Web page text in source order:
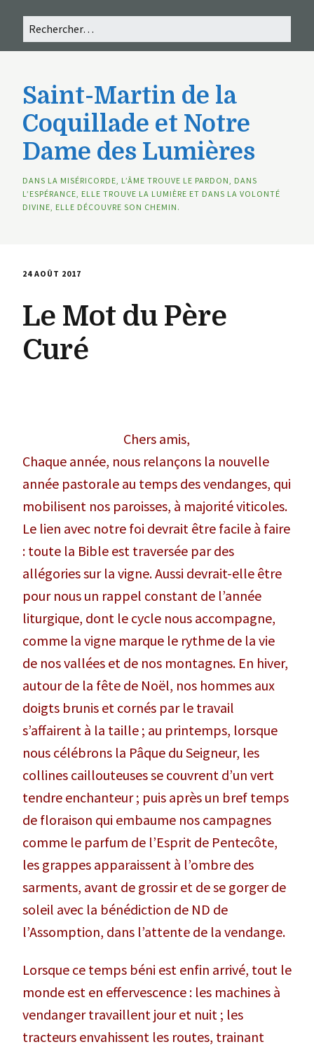
Saint-Martin de la
Coquillade et Notre
Dame des Lumières
DANS LA MISÉRICORDE, L’ÂME TROUVE LE PARDON, DANS
L’ESPÉRANCE, ELLE TROUVE LA LUMIÈRE ET DANS LA VOLONTÉ
DIVINE, ELLE DÉCOUVRE SON CHEMIN.
24 AOÛT 2017
Le Mot du Père
Curé
Chers amis,
Chaque année, nous relançons la nouvelle
année pastorale au temps des vendanges, qui
mobilisent nos paroisses, à majorité viticoles.
Le lien avec notre foi devrait être facile à faire
: toute la Bible est traversée par des
allégories sur la vigne. Aussi devrait-elle être
pour nous un rappel constant de l’année
liturgique, dont le cycle nous accompagne,
comme la vigne marque le rythme de la vie
de nos vallées et de nos montagnes. En hiver,
autour de la fête de Noël, nos hommes aux
doigts brunis et cornés par le travail
s’affairent à la taille ; au printemps, lorsque
nous célébrons la Pâque du Seigneur, les
collines caillouteuses se couvrent d’un vert
tendre enchanteur ; puis après un bref temps
de floraison qui embaume nos campagnes
comme le parfum de l’Esprit de Pentecôte,
les grappes apparaissent à l’ombre des
sarments, avant de grossir et de se gorger de
soleil avec la bénédiction de ND de
l’Assomption, dans l’attente de la vendange.
Lorsque ce temps béni est enfin arrivé, tout le
monde est en effervescence : les machines à
vendanger travaillent jour et nuit ; les
tracteurs envahissent les routes, trainant